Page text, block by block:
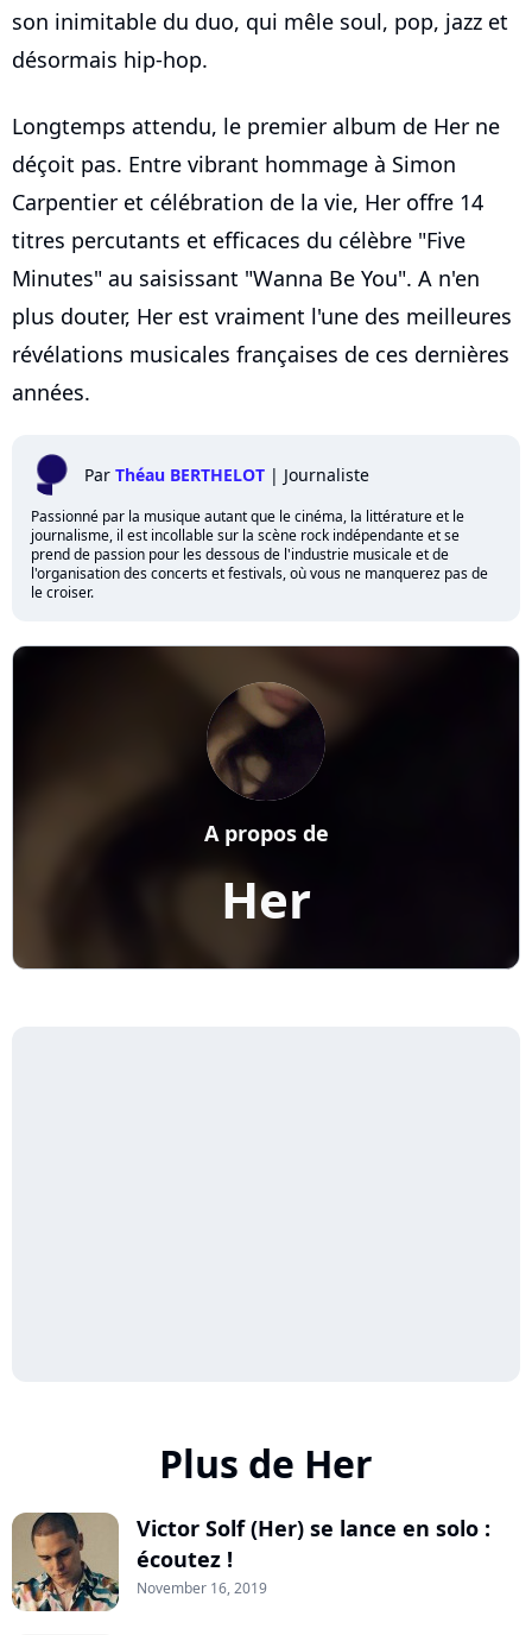
son inimitable du duo, qui mêle soul, pop, jazz et
désormais hip-hop.
Longtemps attendu, le premier album de Her ne
déçoit pas. Entre vibrant hommage à Simon
Carpentier et célébration de la vie, Her offre 14
titres percutants et efficaces du célèbre "Five
Minutes" au saisissant "Wanna Be You". A n'en
plus douter, Her est vraiment l'une des meilleures
révélations musicales françaises de ces dernières
années.
Par Théau BERTHELOT | Journaliste
Passionné par la musique autant que le cinéma, la littérature et le
journalisme, il est incollable sur la scène rock indépendante et se
prend de passion pour les dessous de l'industrie musicale et de
l'organisation des concerts et festivals, où vous ne manquerez pas de
le croiser.
Her
A propos de
Plus de Her
Victor Solf (Her) se lance en solo :
écoutez !
November 16, 2019